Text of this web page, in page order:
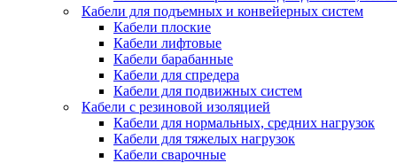
Кабели для подъемных и конвейерных систем
Кабели плоские
Кабели лифтовые
Кабели барабанные
Кабели для спредера
Кабели для подвижных систем
Кабели с резиновой изоляцией
Кабели для нормальных, средних нагрузок
Кабели для тяжелых нагрузок
Кабели сварочные